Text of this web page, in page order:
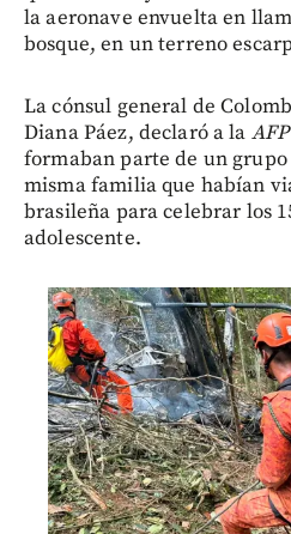
la aeronave envuelta en
bosque, en un terreno
La cónsul general de
Diana Páez, declaró a la AFP
formaban parte de un grupo
misma familia que habían
brasileña para celebrar los
adolescente.